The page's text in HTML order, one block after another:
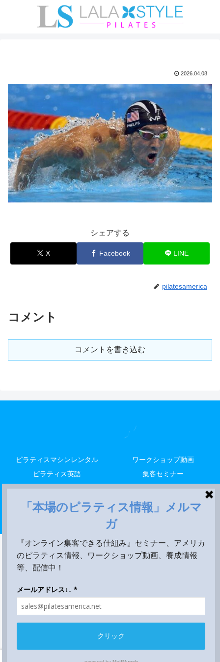
2026.04.08
シェアする
X Facebook LINE
pilatesamerica
コメント
コメントを書き込む
ピラティスマシンレンタル
ワークショップ動画
ピラティス英語
集客セミナー
解剖留学
レッスン
米国養成
Copyright © 2014-2026 LALA STYLE, LLC All Rights Reserved.